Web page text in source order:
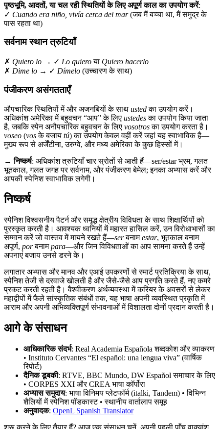
पृष्ठभूमि, आदतों, या चल रही स्थितियों के लिए अपूर्ण काल का उपयोग करें:
✓ Cuando era niño, vivía cerca del mar(जब मैं बच्चा था, मैं समुद्र के
पास रहता था)
सर्वनाम स्थान त्रुटियाँ
✗ Quiero lo → ✓ Lo quieroया Quiero hacerlo
✗ Dime lo → ✓ Dímelo (उच्चारण के साथ)
पंजीकरण असंगतताएँ
औपचारिक स्थितियों में और अजनबियों के साथ ustedका उपयोग करें।
अधिकांश अमेरिका में बहुवचन “आप” के लिए ustedesका उपयोग किया जाता
है, जबकि स्पेन अनौपचारिक बहुवचन के लिए vosotrosका उपयोग करता है।
voseo (vosके बजाय tú) का उपयोग केवल वहीं करें जहां यह स्वाभाविक है—
मुख्य रूप से अर्जेंटीना, उरुग्वे, और मध्य अमेरिका के कुछ हिस्सों में।
→निष्कर्ष: अधिकांश त्रुटियाँ चार स्रोतों से आती हैं—ser/estar भ्रम, गलत
भूतकाल, गलत जगह पर सर्वनाम, और पंजीकरण बेमेल; इनका अभ्यास करें और
आपकी स्पेनिश स्वाभाविक लगेगी।
निष्कर्ष
स्पेनिश विश्वसनीय पैटर्न और समृद्ध क्षेत्रीय विविधता के साथ शिक्षार्थियों को
पुरस्कृत करती है। आवश्यक ध्वनियों में महारत हासिल करें, उन विरोधाभासों का
सम्मान करें जो वास्तव में मायने रखते हैं—serबनामestar, भूतकाल बनाम
अपूर्ण, porबनामpara—और जिन विविधताओं का आप सामना करते हैं उन्हें
अपनाएं बजाय उनसे डरने के।
लगातार अभ्यास और मानव और एआई उपकरणों से स्मार्ट प्रतिक्रिया के साथ,
स्पेनिश तेजी से दरवाजे खोलती है और जैसे-जैसे आप प्रगति करते हैं, नए कमरे
प्रकट करती रहती है। वैश्वीकरण अर्थव्यवस्था में करियर के अवसरों से लेकर
महाद्वीपों में फैले सांस्कृतिक संबंधों तक, यह भाषा अपनी व्यवस्थित प्रकृति में
आराम और अपनी अभिव्यक्तिपूर्ण संभावनाओं में विशालता दोनों प्रदान करती है।
आगे के संसाधन
आधिकारिक संदर्भ: Real Academia Española शब्दकोश और व्याकरण
• Instituto Cervantes “El español: una lengua viva” (वार्षिक
रिपोर्ट)
दैनिक डूबकी: RTVE, BBC Mundo, DW Español समाचार के लिए
• CORPES XXI और CREA भाषा कॉर्पोरा
अभ्यास समुदाय: भाषा विनिमय प्लेटफॉर्म (italki, Tandem) • विभिन्न
शैलियों में स्पेनिश पॉडकास्ट • स्थानीय वार्तालाप समूह
अनुवादक: OpenL Spanish Translator